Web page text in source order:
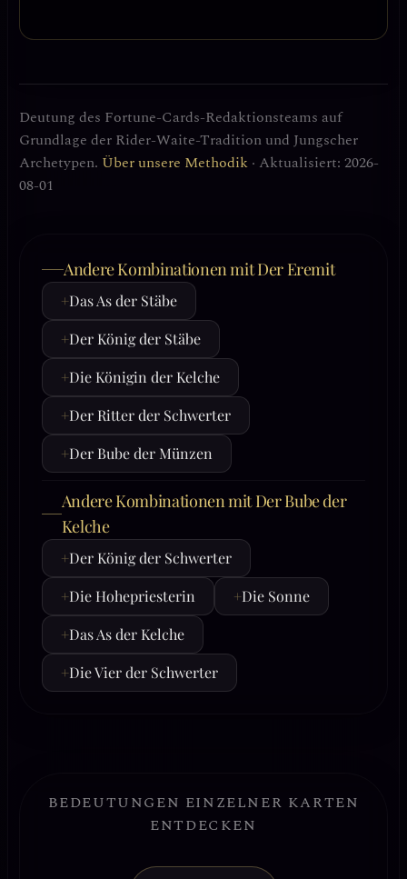
Deutung des Fortune-Cards-Redaktionsteams auf
Grundlage der Rider-Waite-Tradition und Jungscher
Archetypen. Über unsere Methodik · Aktualisiert: 2026-
08-01
Andere Kombinationen mit Der Eremit
+Das As der Stäbe
+Der König der Stäbe
+Die Königin der Kelche
+Der Ritter der Schwerter
+Der Bube der Münzen
Andere Kombinationen mit Der Bube der
Kelche
+Der König der Schwerter
+Die Hohepriesterin +Die Sonne
+Das As der Kelche
+Die Vier der Schwerter
BEDEUTUNGEN EINZELNER KARTEN
ENTDECKEN